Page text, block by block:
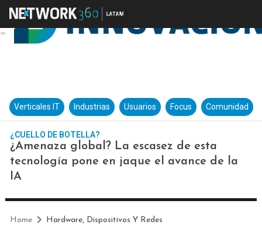
Verticales IT Industrias Usuarios Focus Comunidad
¿CUELLO DE BOTELLA?
¿Amenaza global? La escasez de esta
tecnología pone en jaque el avance de la
IA
Home Hardware, Dispositivos Y Redes